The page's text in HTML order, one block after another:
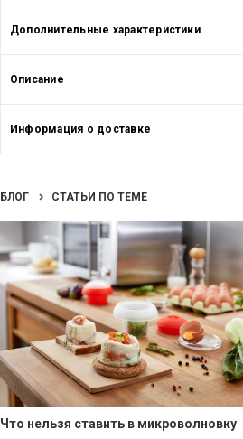
Дополнительные характеристики
Описание
Информация о доставке
БЛОГ СТАТЬИ ПО ТЕМЕ
Что нельзя ставить в микроволновку